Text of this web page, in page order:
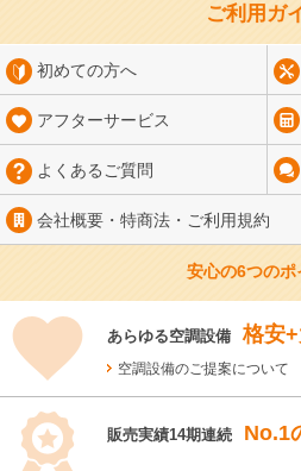
ご利用ガ
初めての方へ
アフターサービス
よくあるご質問
会社概要・特商法・ ご利用規約
安心の6つのポ
あらゆる空調設備 格安
空調設備のご提案について
販売実績14期連続 No.1